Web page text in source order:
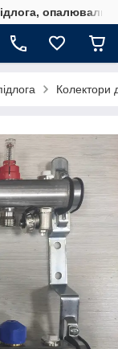
Колектори